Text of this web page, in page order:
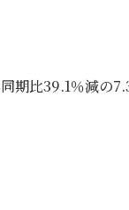
期比39.1％減の